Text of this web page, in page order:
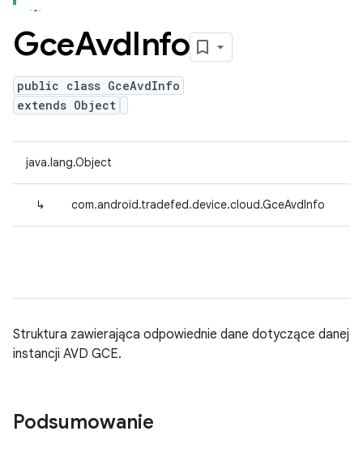
GceAvdInfo
public class GceAvdInfo
extends Object
java.lang.Object
↳ com.android.tradefed.device.cloud.GceAvdInfo
Struktura zawierająca odpowiednie dane dotyczące danej
instancji AVD GCE.
Podsumowanie